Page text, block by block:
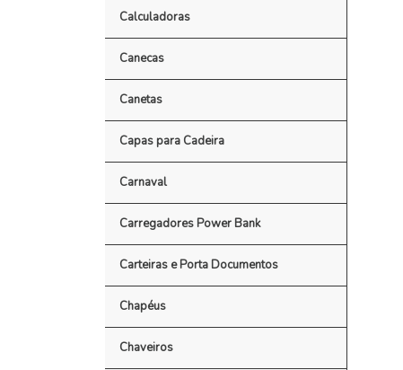
Calculadoras
Canecas
Canetas
Capas para Cadeira
Carnaval
Carregadores Power Bank
Carteiras e Porta Documentos
Chapéus
Chaveiros